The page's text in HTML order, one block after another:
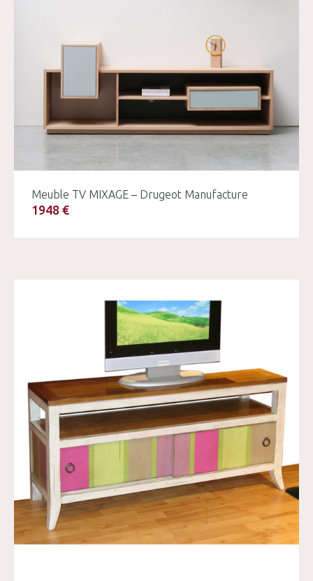
Meuble TV MIXAGE – Drugeot Manufacture
1948 €